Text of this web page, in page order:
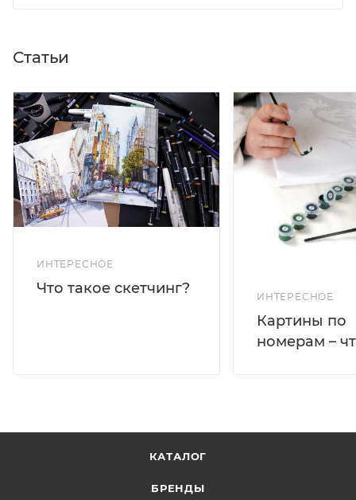
Статьи
ИНТЕРЕСНОЕ
Что такое скетчинг?
ИНТЕРЕСНОЕ
Картины по
номерам –
КАТАЛОГ
БРЕНДЫ